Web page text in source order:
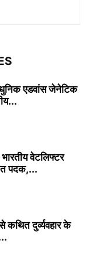
एडवांस जेनेटिक
वेटलिफ्टर
पदक,...
कथित दुर्व्यवहार के